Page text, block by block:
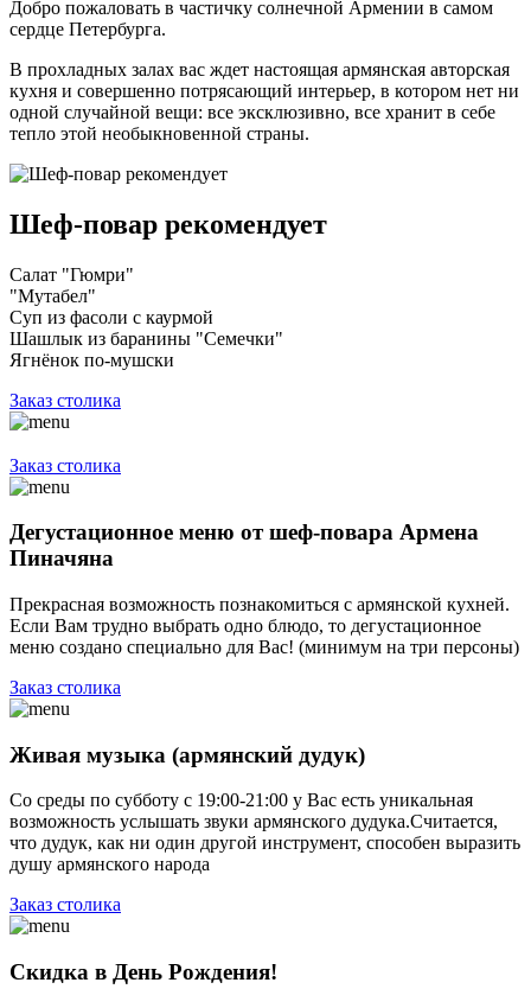
Добро пожаловать в частичку солнечной Армении в самом
сердце Петербурга.
В прохладных залах вас ждет настоящая армянская авторская
кухня и совершенно потрясающий интерьер, в котором нет ни
одной случайной вещи: все эксклюзивно, все хранит в себе
тепло этой необыкновенной страны.
Шеф-повар рекомендует
Салат "Гюмри"
"Мутабел"
Суп из фасоли с каурмой
Шашлык из баранины "Семечки"
Ягнёнок по-мушски
Заказ столика
Заказ столика
Дегустационное меню от шеф-повара Армена
Пиначяна
Прекрасная возможность познакомиться с армянской кухней.
Если Вам трудно выбрать одно блюдо, то дегустационное
меню создано специально для Вас! (минимум на три персоны)
Заказ столика
Живая музыка (армянский дудук)
Со среды по субботу с 19:00-21:00 у Вас есть уникальная
возможность услышать звуки армянского дудука.Считается,
что дудук, как ни один другой инструмент, способен выразить
душу армянского народа
Заказ столика
Скидка в День Рождения!